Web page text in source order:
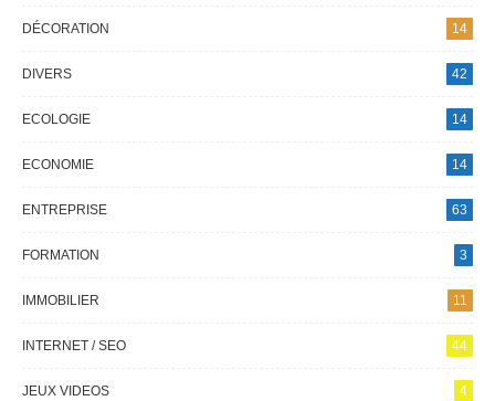
DÉCORATION 14
DIVERS 42
ECOLOGIE 14
ECONOMIE 14
ENTREPRISE 63
FORMATION 3
IMMOBILIER 11
INTERNET / SEO 44
JEUX VIDEOS 4